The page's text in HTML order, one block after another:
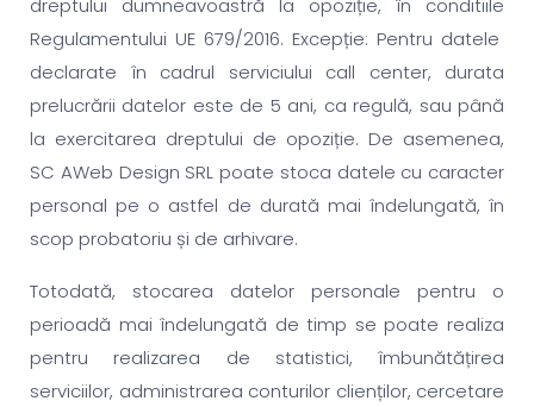
dreptului dumneavoastră la opoziție, în conditiile
Regulamentului UE 679/2016. Excepție: Pentru datele
declarate în cadrul serviciului call center, durata
prelucrării datelor este de 5 ani, ca regulă, sau până
la exercitarea dreptului de opoziție. De asemenea,
SC AWeb Design SRL poate stoca datele cu caracter
personal pe o astfel de durată mai îndelungată, în
scop probatoriu și de arhivare.
Totodată, stocarea datelor personale pentru o
perioadă mai îndelungată de timp se poate realiza
pentru realizarea de statistici, îmbunătățirea
serviciilor, administrarea conturilor clienților, cercetare